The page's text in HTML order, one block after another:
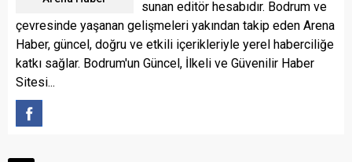
sunan editör hesabıdır. Bodrum ve
çevresinde yaşanan gelişmeleri yakından takip eden Arena
Haber, güncel, doğru ve etkili içerikleriyle yerel haberciliğe
katkı sağlar. Bodrum'un Güncel, İlkeli ve Güvenilir Haber
Sitesi...